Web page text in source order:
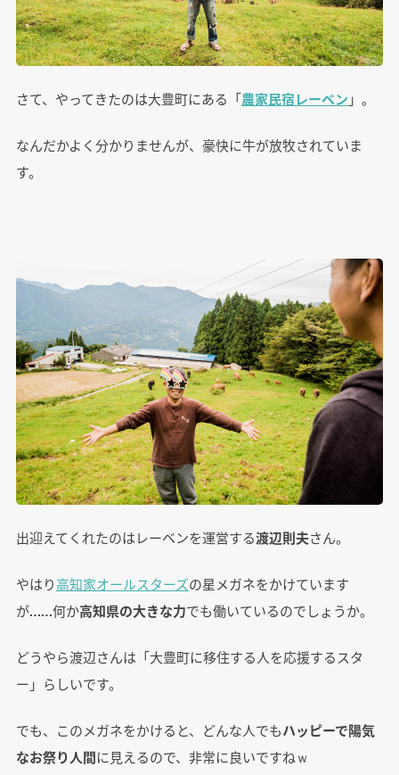
さて、やってきたのは大豊町にある「農家民宿レーベン 」。
なんだかよく分かりませんが、豪快に牛が放牧されていま
す。
出迎えてくれたのはレーベンを運営する渡辺則夫さん。
やはり高知家オールスターズの星メガネをかけています
が……何か高知県の大きな力でも働いているのでしょうか。
どうやら渡辺さんは「大豊町に移住する人を応援するスタ
ー」らしいです。
でも、このメガネをかけると、どんな人でもハッピーで陽気
なお祭り人間に見えるので、非常に良いですねｗ